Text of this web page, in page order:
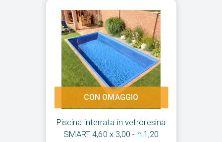
Piscina interrata in vetroresina
SMART 4,60 x 3,00 - h.1,20
CON OMAGGIO